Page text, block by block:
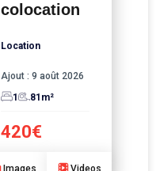
colocation
Location
Ajout : 9 août 2026
1
81 m²
420€
Images Videos